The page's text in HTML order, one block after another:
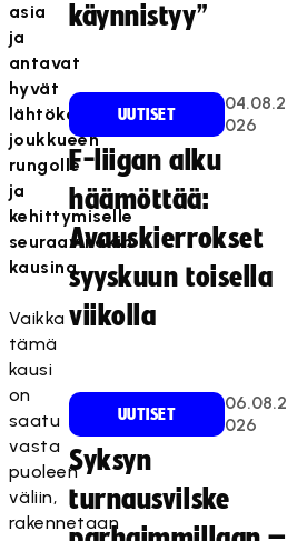
asia
ja
antavat
hyvät
lähtökohdat
joukkueen
rungolle
ja
kehittymiselle
seuraavinakin
kausina.
Vaikka
tämä
kausi
on
saatu
vasta
puoleen
väliin,
rakennetaan
käynnistyy”
UUTISET
04.08.2
026
F-liigan alku
häämöttää:
Avauskierrokset
syyskuun toisella
viikolla
UUTISET
06.08.2
026
Syksyn
turnausvilske